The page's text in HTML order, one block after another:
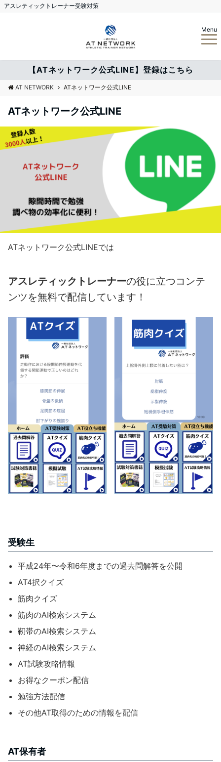
アスレティックトレーナー受験対策
Menu
【ATネットワーク公式LINE】登録はこちら
AT NETWORK ATネットワーク公式LINE
ATネットワーク公式LINE
ATネットワーク公式LINEでは
アスレティックトレーナーの役に立つコンテ
ンツを無料で配信しています！
受験生
平成24年〜令和6年度までの過去問解答を公開
AT4択クイズ
筋肉クイズ
筋肉のAI検索システム
靭帯のAI検索システム
神経のAI検索システム
AT試験攻略情報
お得なクーポン配信
勉強方法配信
その他AT取得のための情報を配信
AT保有者